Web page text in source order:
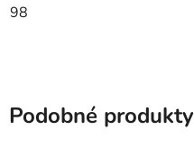
98
Podobné produkty